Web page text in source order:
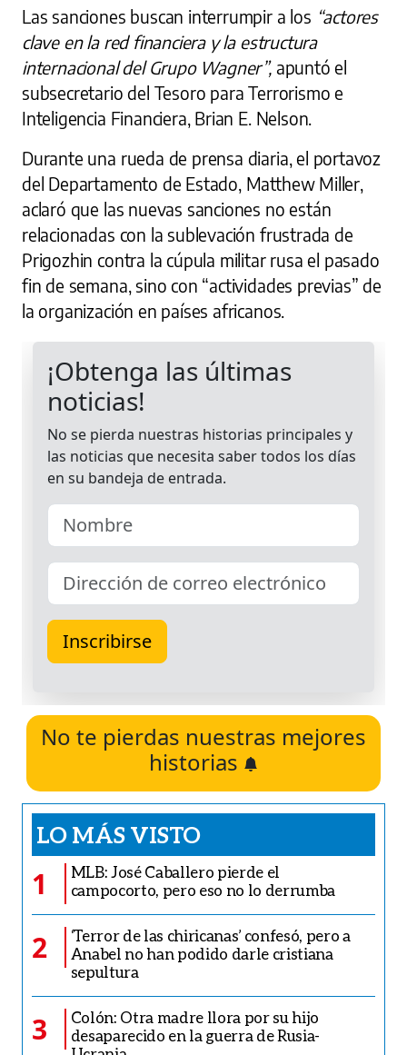
Las sanciones buscan interrumpir a los “actores
clave en la red financiera y la estructura
internacional del Grupo Wagner”, apuntó el
subsecretario del Tesoro para Terrorismo e
Inteligencia Financiera, Brian E. Nelson.
Durante una rueda de prensa diaria, el portavoz
del Departamento de Estado, Matthew Miller,
aclaró que las nuevas sanciones no están
relacionadas con la sublevación frustrada de
Prigozhin contra la cúpula militar rusa el pasado
fin de semana, sino con “actividades previas” de
la organización en países africanos.
No te pierdas nuestras mejores
historias
LO MÁS VISTO
1
MLB: José Caballero pierde el
campocorto, pero eso no lo derrumba
2
‘Terror de las chiricanas’ confesó, pero a
Anabel no han podido darle cristiana
sepultura
3
Colón: Otra madre llora por su hijo
desaparecido en la guerra de Rusia-